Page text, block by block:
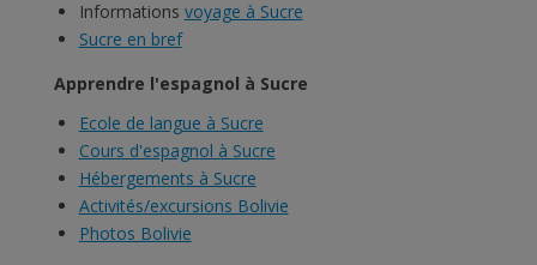
Informations voyage à Sucre
Sucre en bref
Apprendre l'espagnol à Sucre
Ecole de langue à Sucre
Cours d'espagnol à Sucre
Hébergements à Sucre
Activités/excursions Bolivie
Photos Bolivie